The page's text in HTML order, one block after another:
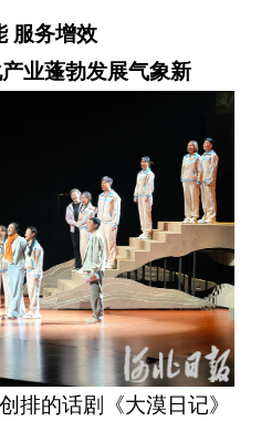
服务增效
业蓬勃发展气象新
排的话剧《大漠日记》